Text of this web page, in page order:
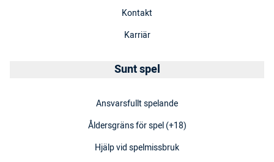
Kontakt
Karriär
Sunt spel
Ansvarsfullt spelande
Åldersgräns för spel (+18)
Hjälp vid spelmissbruk